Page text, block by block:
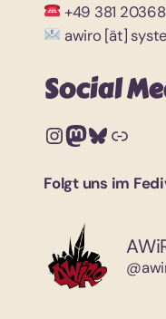
+49 381
awiro [ät]
Social
InstagramMastodon Bluesky Link
Folgt uns im